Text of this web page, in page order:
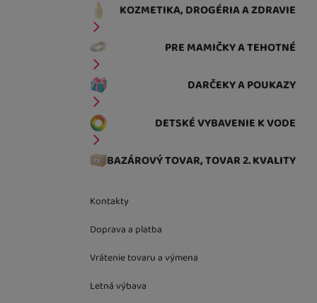
KOZMETIKA, DROGÉRIA A ZDRAVIE
PRE MAMIČKY A TEHOTNÉ
DARČEKY A POUKAZY
DETSKÉ VYBAVENIE K VODE
BAZÁROVÝ TOVAR, TOVAR 2. KVALITY
Kontakty
Doprava a platba
Vrátenie tovaru a výmena
Letná výbava